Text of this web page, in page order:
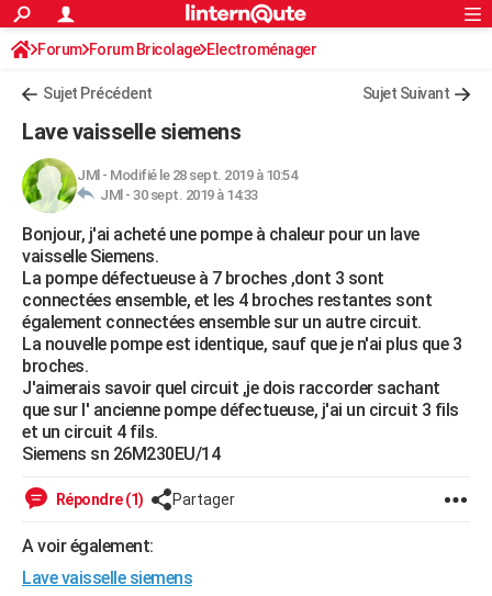
ACTUALITÉS
Politique
Société
Faits Divers
Education
Monde
Villes
+
FINANCE
Retraite
Impôts
Epargne
Immobilier
Risques naturels par ville
Banque
Assurance
Crédit
AUTO
Essais
Réserver un essai
Citadines
Berlines
SUV
Forum auto
+HIGH-TECH
Mobiles
Meilleur smartphone
Internet
Ordinateurs
Jeux vidéo
Guide high-tech
+BRICOLAGE
Forum
Aménagement intérieur
Extérieur
Cuisine
Salle de bains
Jardinage
Rangement
WEEK-END
Guides de France
Escapades
Patrimoine
Expositions
Musées
Week-end nature
LIFESTYLE
Art de vivre
Bien-être
Loisirs
ModeModes de vie
SANTE
Destinations
City break
Voyage nature
Voyage de noces
Forum
Climat
S'inscrire
Connexion
Forum Forum Bricolage Electroménager
Sujet Précédent Sujet Suivant
Lave vaisselle siemens
JMl - Modifié le 28 sept. 2019 à 10:54
JMl - 30 sept. 2019 à 14:33
Bonjour, j'ai acheté une pompe à chaleur pour un lave
vaisselle Siemens.
La pompe défectueuse à 7 broches ,dont 3 sont
connectées ensemble, et les 4 broches restantes sont
également connectées ensemble sur un autre circuit.
La nouvelle pompe est identique, sauf que je n'ai plus que 3
broches.
J'aimerais savoir quel circuit ,je dois raccorder sachant
que sur l' ancienne pompe défectueuse, j'ai un circuit 3 fils
et un circuit 4 fils.
Siemens sn 26M230EU/14
Répondre (1) Partager
A voir également:
Lave vaisselle siemens